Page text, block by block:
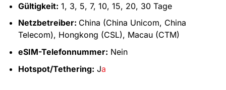
Gültigkeit: 1, 3, 5, 7, 10, 15, 20, 30 Tage
Netzbetreiber: China (China Unicom, China
Telecom), Hongkong (CSL), Macau (CTM)
eSIM-Telefonnummer: Nein
Hotspot/Tethering: Ja